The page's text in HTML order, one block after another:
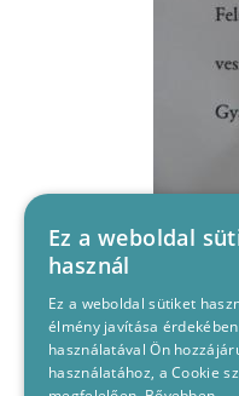
Ez a weboldal
használ
Ez a weboldal sütiket
élmény javítása
használatával Ön
használatához, a Cookie